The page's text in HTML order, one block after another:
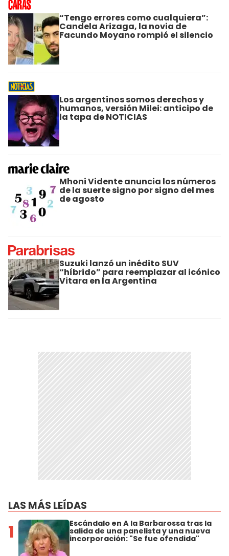
“Tengo errores como cualquiera”:
Candela Arizaga, la novia de
Facundo Moyano rompió el silencio
Los argentinos somos derechos y
humanos, versión Milei: anticipo de
la tapa de NOTICIAS
Mhoni Vidente anuncia los números
de la suerte signo por signo del mes
de agosto
Suzuki lanzó un inédito SUV
“híbrido” para reemplazar al icónico
Vitara en la Argentina
LAS MÁS LEÍDAS
1 Escándalo en A la Barbarossa tras la
salida de una panelista y una nueva
incorporación: "Se fue ofendida"